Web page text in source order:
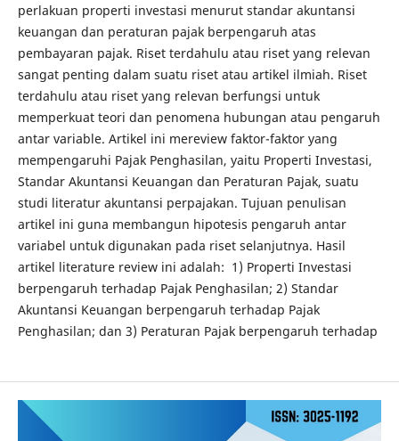
perlakuan properti investasi menurut standar akuntansi
keuangan dan peraturan pajak berpengaruh atas
pembayaran pajak. Riset terdahulu atau riset yang relevan
sangat penting dalam suatu riset atau artikel ilmiah. Riset
terdahulu atau riset yang relevan berfungsi untuk
memperkuat teori dan penomena hubungan atau pengaruh
antar variable. Artikel ini mereview faktor-faktor yang
mempengaruhi Pajak Penghasilan, yaitu Properti Investasi,
Standar Akuntansi Keuangan dan Peraturan Pajak, suatu
studi literatur akuntansi perpajakan. Tujuan penulisan
artikel ini guna membangun hipotesis pengaruh antar
variabel untuk digunakan pada riset selanjutnya. Hasil
artikel literature review ini adalah: 1) Properti Investasi
berpengaruh terhadap Pajak Penghasilan; 2) Standar
Akuntansi Keuangan berpengaruh terhadap Pajak
Penghasilan; dan 3) Peraturan Pajak berpengaruh terhadap